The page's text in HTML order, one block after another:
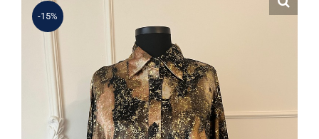
Yeni Ürünler
Kategoriler
-15%